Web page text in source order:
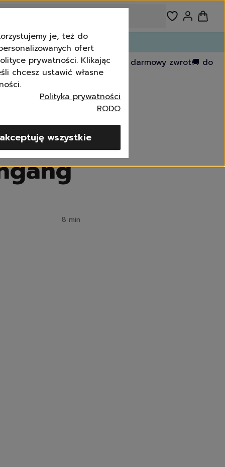
TrustPilot score💸 30 dni na darmowy zwrot🚚
8 min
je, też do
ofert
prywatności. Klikając
chcesz ustawić własne
Polityka prywatności
RODO
wszystkie